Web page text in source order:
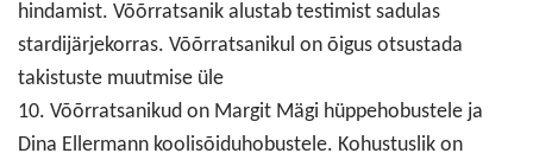
hindamist. Võõrratsanik alustab testimist sadulas
stardijärjekorras. Võõrratsanikul on õigus otsustada
takistuste muutmise üle
10. Võõrratsanikud on Margit Mägi hüppehobustele ja
Dina Ellermann koolisõiduhobustele. Kohustuslik on